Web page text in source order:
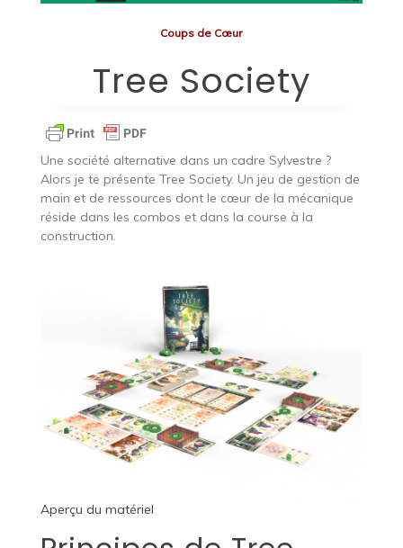
Coups de Cœur
Tree Society
Une société alternative dans un cadre Sylvestre ?
Alors je te présente Tree Society. Un jeu de gestion de
main et de ressources dont le cœur de la mécanique
réside dans les combos et dans la course à la
construction.
Aperçu du matériel